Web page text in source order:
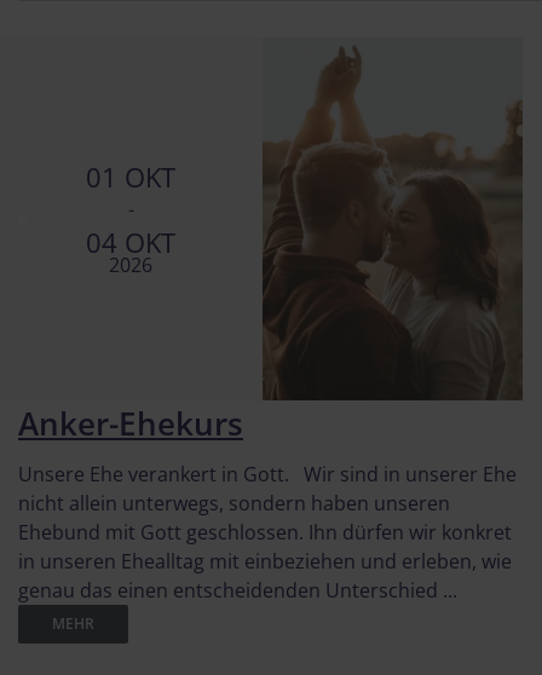
01 OKT
-
04 OKT
2026
Anker-Ehekurs
Unsere Ehe verankert in Gott. Wir sind in unserer Ehe
nicht allein unterwegs, sondern haben unseren
Ehebund mit Gott geschlossen. Ihn dürfen wir konkret
in unseren Ehealltag mit einbeziehen und erleben, wie
genau das einen entscheidenden Unterschied ...
MEHR